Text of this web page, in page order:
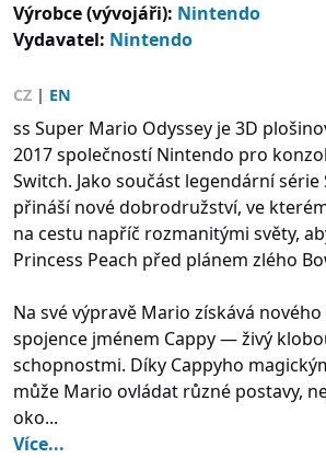
Výrobce (vývojáři): Nintendo
Vydavatel: Nintendo
CZ | EN
ss Super Mario Odyssey je 3D
2017 společností Nintendo pro
Switch. Jako součást legendární
přináší nové dobrodružství, ve
na cestu napříč rozmanitými světy,
Princess Peach před plánem zlého
Na své výpravě Mario získává
spojence jménem Cappy — živý
schopnostmi. Díky Cappyho
může Mario ovládat různé postavy,
oko...
Více...